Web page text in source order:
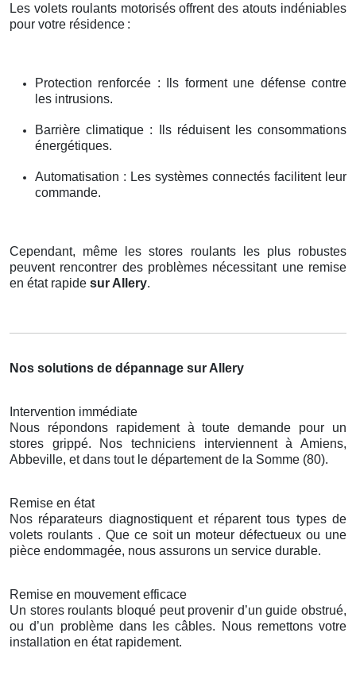
Les volets roulants motorisés offrent des atouts indéniables
pour votre résidence :
Protection renforcée : Ils forment une défense contre
les intrusions.
Barrière climatique : Ils réduisent les consommations
énergétiques.
Automatisation : Les systèmes connectés facilitent leur
commande.
Cependant, même les stores roulants les plus robustes
peuvent rencontrer des problèmes nécessitant une remise
en état rapide sur Allery.
Nos solutions de dépannage sur Allery
Intervention immédiate
Nous répondons rapidement à toute demande pour un
stores grippé. Nos techniciens interviennent à Amiens,
Abbeville, et dans tout le département de la Somme (80).
Remise en état
Nos réparateurs diagnostiquent et réparent tous types de
volets roulants . Que ce soit un moteur défectueux ou une
pièce endommagée, nous assurons un service durable.
Remise en mouvement efficace
Un stores roulants bloqué peut provenir d’un guide obstrué,
ou d’un problème dans les câbles. Nous remettons votre
installation en état rapidement.